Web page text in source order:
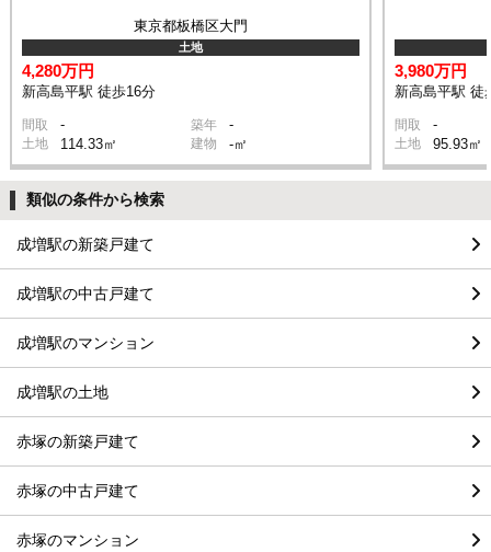
東京都板橋区大門
土地
4,280万円
新高島平駅 徒歩16分
間取 - 築年 -
土地 114.33㎡ 建物 -㎡
3,980万円
新高島平駅 徒
間取 -
土地 95.93㎡
類似の条件から検索
成増駅の新築戸建て
成増駅の中古戸建て
成増駅のマンション
成増駅の土地
赤塚の新築戸建て
赤塚の中古戸建て
赤塚のマンション